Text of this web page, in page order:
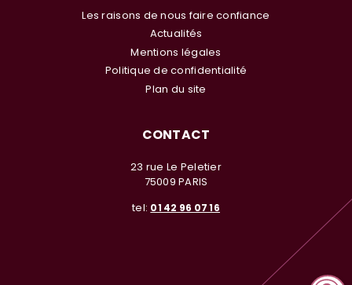
Les raisons de nous faire confiance
Actualités
Mentions légales
Politique de confidentialité
Plan du site
CONTACT
23 rue Le Peletier
75009 PARIS
tel: 01 42 96 07 16